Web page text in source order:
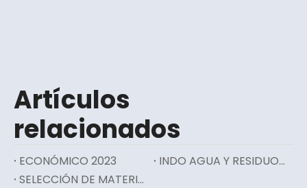
Artículos
relacionados
ECONÓMICO 2023
INDO AGUA Y RESIDUOS INDO 2023
SELECCIÓN DE MATERIAL FILTRANTE PARA MATERIAL FILTRANTE DE FILTRO DE BOLSA